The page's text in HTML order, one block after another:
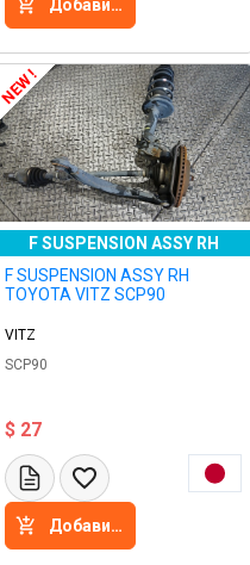
Добавить в корзину
NEW !
F SUSPENSION ASSY RH
F SUSPENSION ASSY RH
TOYOTA VITZ SCP90
VITZ
SCP90
$ 27
Добавить в корзину